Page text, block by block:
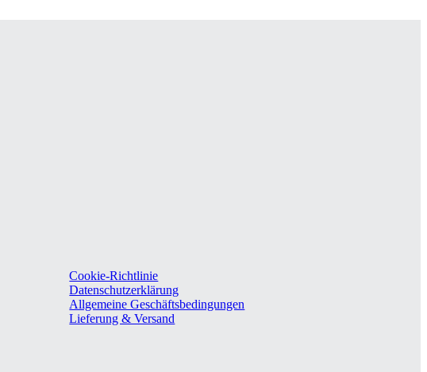
Cookie-Richtlinie
Datenschutzerklärung
Allgemeine Geschäftsbedingungen
Lieferung & Versand